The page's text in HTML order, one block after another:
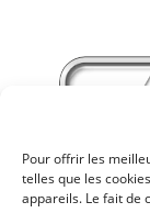
Pour offrir les
telles que les
appareils. Le fait de